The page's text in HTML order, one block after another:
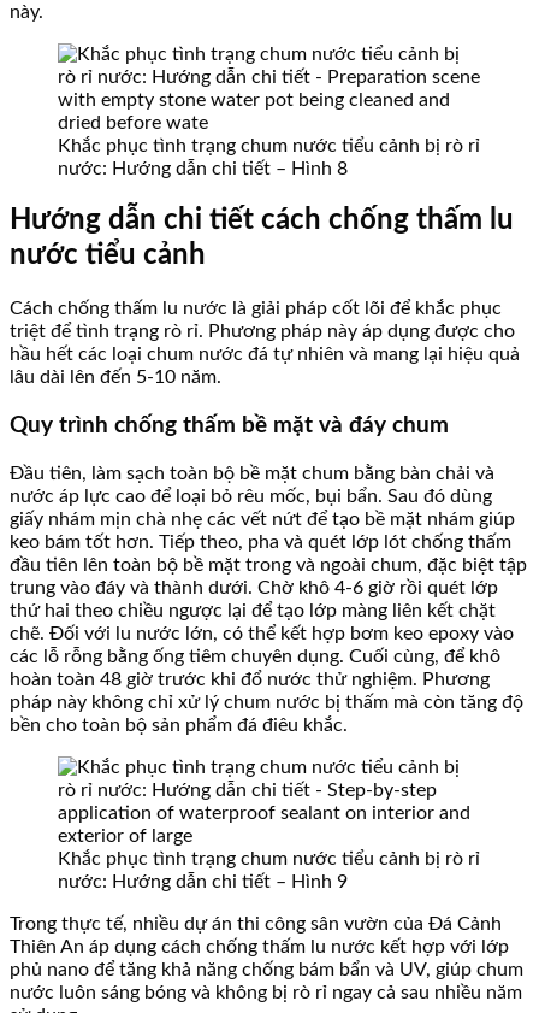
này.
Khắc phục tình trạng chum nước tiểu cảnh bị rò rỉ
nước: Hướng dẫn chi tiết – Hình 8
Hướng dẫn chi tiết cách chống thấm lu
nước tiểu cảnh
Cách chống thấm lu nước là giải pháp cốt lõi để khắc phục
triệt để tình trạng rò rỉ. Phương pháp này áp dụng được cho
hầu hết các loại chum nước đá tự nhiên và mang lại hiệu quả
lâu dài lên đến 5-10 năm.
Quy trình chống thấm bề mặt và đáy chum
Đầu tiên, làm sạch toàn bộ bề mặt chum bằng bàn chải và
nước áp lực cao để loại bỏ rêu mốc, bụi bẩn. Sau đó dùng
giấy nhám mịn chà nhẹ các vết nứt để tạo bề mặt nhám giúp
keo bám tốt hơn. Tiếp theo, pha và quét lớp lót chống thấm
đầu tiên lên toàn bộ bề mặt trong và ngoài chum, đặc biệt tập
trung vào đáy và thành dưới. Chờ khô 4-6 giờ rồi quét lớp
thứ hai theo chiều ngược lại để tạo lớp màng liên kết chặt
chẽ. Đối với lu nước lớn, có thể kết hợp bơm keo epoxy vào
các lỗ rỗng bằng ống tiêm chuyên dụng. Cuối cùng, để khô
hoàn toàn 48 giờ trước khi đổ nước thử nghiệm. Phương
pháp này không chỉ xử lý chum nước bị thấm mà còn tăng độ
bền cho toàn bộ sản phẩm đá điêu khắc.
Khắc phục tình trạng chum nước tiểu cảnh bị rò rỉ
nước: Hướng dẫn chi tiết – Hình 9
Trong thực tế, nhiều dự án thi công sân vườn của Đá Cảnh
Thiên An áp dụng cách chống thấm lu nước kết hợp với lớp
phủ nano để tăng khả năng chống bám bẩn và UV, giúp chum
nước luôn sáng bóng và không bị rò rỉ ngay cả sau nhiều năm